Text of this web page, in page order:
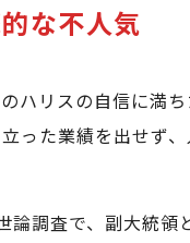
な不人気
ハリスの自信に満
った業績を出せず
論調査で、副大統